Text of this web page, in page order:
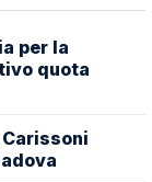
per la
quota